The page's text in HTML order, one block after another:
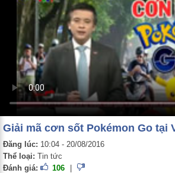
Giải mã cơn sốt Pokémon Go tại
Đăng lúc: 10:04 - 20/08/2016
Thể loại: Tin tức
Đánh giá:
106